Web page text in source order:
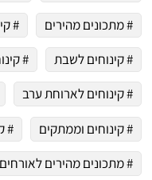
# מתכונים מהירים
#
# קינוחים לשבת
#
# קינוחים לארוחת ערב
# קינוחים וממתקים
#
# מתכונים מהירים לאורחים